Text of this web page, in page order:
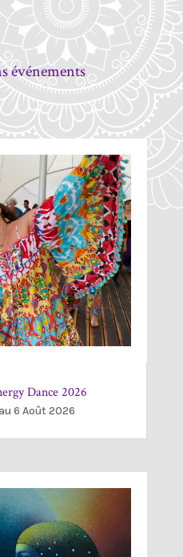
événements
Dance 2026
6 Août 2026